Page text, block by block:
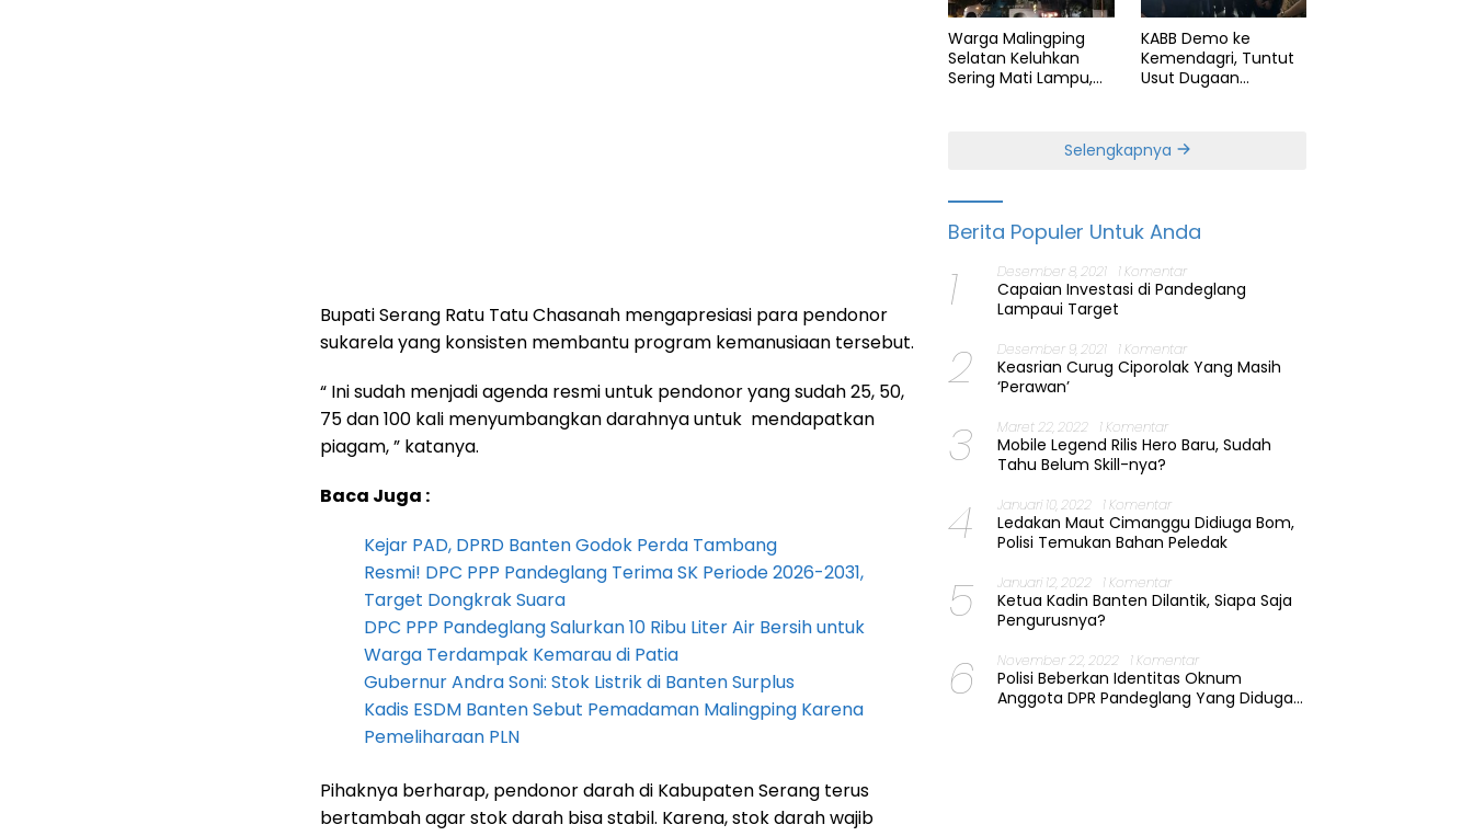
Bupati Serang Ratu Tatu Chasanah mengapresiasi para pendonor
sukarela yang konsisten membantu program kemanusiaan tersebut.
“ Ini sudah menjadi agenda resmi untuk pendonor yang sudah 25, 50,
75 dan 100 kali menyumbangkan darahnya untuk mendapatkan
piagam, ” katanya.
Baca Juga :
Kejar PAD, DPRD Banten Godok Perda Tambang
Resmi! DPC PPP Pandeglang Terima SK Periode 2026-2031,
Target Dongkrak Suara
DPC PPP Pandeglang Salurkan 10 Ribu Liter Air Bersih untuk
Warga Terdampak Kemarau di Patia
Gubernur Andra Soni: Stok Listrik di Banten Surplus
Kadis ESDM Banten Sebut Pemadaman Malingping Karena
Pemeliharaan PLN
Pihaknya berharap, pendonor darah di Kabupaten Serang terus
bertambah agar stok darah bisa stabil. Karena, stok darah wajib
Warga Malingping
Selatan Keluhkan
Sering Mati Lampu,
KABB Demo ke
Kemendagri, Tuntut
Usut Dugaan
Selengkapnya
Berita Populer Untuk Anda
1 Desember 8, 2021 1 Komentar
Capaian Investasi di Pandeglang
Lampaui Target
2 Desember 9, 2021 1 Komentar
Keasrian Curug Ciporolak Yang Masih
‘Perawan’
3 Maret 22, 2022 1 Komentar
Mobile Legend Rilis Hero Baru, Sudah
Tahu Belum Skill-nya?
4 Januari 10, 2022 1 Komentar
Ledakan Maut Cimanggu Didiuga Bom,
Polisi Temukan Bahan Peledak
5 Januari 12, 2022 1 Komentar
Ketua Kadin Banten Dilantik, Siapa Saja
Pengurusnya?
6 November 22, 2022 1 Komentar
Polisi Beberkan Identitas Oknum
Anggota DPR Pandeglang Yang Diduga